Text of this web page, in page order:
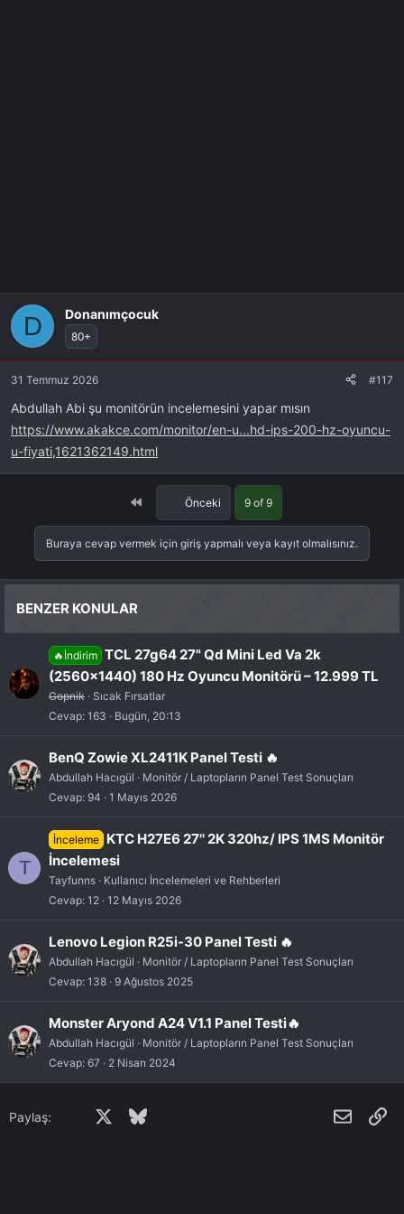
D Donanımçocuk
80+
31 Temmuz 2026 #117
Abdullah Abi şu monitörün incelemesini yapar mısın
https://www.akakce.com/monitor/en-u...hd-ips-200-hz-oyuncu-
u-fiyati,1621362149.html
First Önceki 9 of 9
Buraya cevap vermek için giriş yapmalı veya kayıt olmalısınız.
BENZER KONULAR
🔥İndirim TCL 27g64 27" Qd Mini Led Va 2k
(2560×1440) 180 Hz Oyuncu Monitörü – 12.999 TL
Gopnik
Sıcak Fırsatlar
Cevap 163 Bugün, 20:13
BenQ Zowie XL2411K Panel Testi 🔥
Abdullah Hacıgül
Monitör / Laptopların Panel Test Sonuçları
Cevap 94 1 Mayıs 2026
T
İnceleme KTC H27E6 27'' 2K 320hz/ IPS 1MS Monitör
İncelemesi
Tayfunns
Kullanıcı İncelemeleri ve Rehberleri
Cevap 12 12 Mayıs 2026
Lenovo Legion R25i-30 Panel Testi 🔥
Abdullah Hacıgül
Monitör / Laptopların Panel Test Sonuçları
Cevap 138 9 Ağustos 2025
Monster Aryond A24 V1.1 Panel Testi🔥
Abdullah Hacıgül
Monitör / Laptopların Panel Test Sonuçları
Cevap 67 2 Nisan 2024
Paylaş: Facebook Bluesky WhatsApp
E-posta